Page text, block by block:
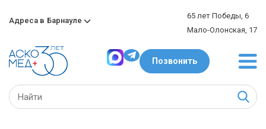
Адреса в Барнауле
65 лет Победы, 6
Мало-Олонская, 17
Позвонить